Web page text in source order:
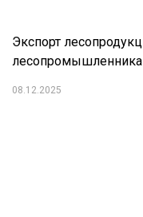
Экспорт
лесопромышленника
08.12.2025